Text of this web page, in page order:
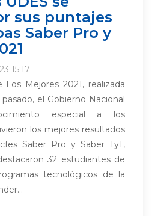
sus puntajes
Saber Pro y
15:17
Mejores 2021, realizada
el Gobierno Nacional
especial a los
los mejores resultados
Saber Pro y Saber TyT,
32 estudiantes de
tecnológicos de la